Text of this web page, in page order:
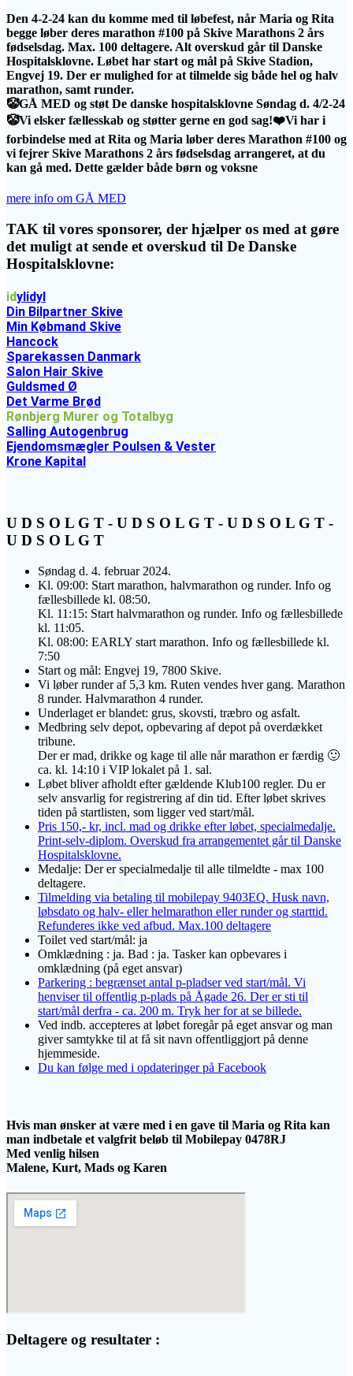
Den 4-2-24 kan du komme med til løbefest, når Maria og Rita
begge løber deres marathon #100 på Skive Marathons 2 års
fødselsdag. Max. 100 deltagere. Alt overskud går til Danske
Hospitalsklovne. Løbet har start og mål på Skive Stadion,
Engvej 19. Der er mulighed for at tilmelde sig både hel og halv
marathon, samt runder.
🤡GÅ MED og støt De danske hospitalsklovne Søndag d. 4/2-24
🤡Vi elsker fællesskab og støtter gerne en god sag!❤️Vi har i
forbindelse med at Rita og Maria løber deres Marathon #100 og
vi fejrer Skive Marathons 2 års fødselsdag arrangeret, at du
kan gå med. Dette gælder både børn og voksne
mere info om GÅ MED
TAK til vores sponsorer, der hjælper os med at gøre
det muligt at sende et overskud til De Danske
Hospitalsklovne:
idylidyl
Din Bilpartner Skive
Min Købmand Skive
Hancock
Sparekassen Danmark
Salon Hair Skive
Guldsmed Ø
Det Varme Brød
Rønbjerg Murer og Totalbyg
Salling Autogenbrug
Ejendomsmægler Poulsen & Vester
Krone Kapital
U D S O L G T - U D S O L G T - U D S O L G T -
U D S O L G T
Søndag d. 4. februar 2024.
Kl. 09:00: Start marathon, halvmarathon og runder. Info og
fællesbillede kl. 08:50.
Kl. 11:15: Start halvmarathon og runder. Info og fællesbillede
kl. 11:05.
Kl. 08:00: EARLY start marathon. Info og fællesbillede kl.
7:50
Start og mål: Engvej 19, 7800 Skive.
Vi løber runder af 5,3 km. Ruten vendes hver gang. Marathon
8 runder. Halvmarathon 4 runder.
Underlaget er blandet: grus, skovsti, træbro og asfalt.
Medbring selv depot, opbevaring af depot på overdækket
tribune.
Der er mad, drikke og kage til alle når marathon er færdig 🙂
ca. kl. 14:10 i VIP lokalet på 1. sal.
Løbet bliver afholdt efter gældende Klub100 regler. Du er
selv ansvarlig for registrering af din tid. Efter løbet skrives
tiden på startlisten, som ligger ved start/mål.
Pris 150,- kr, incl. mad og drikke efter løbet, specialmedalje.
Print-selv-diplom. Overskud fra arrangementet går til Danske
Hospitalsklovne.
Medalje: Der er specialmedalje til alle tilmeldte - max 100
deltagere.
Tilmelding via betaling til mobilepay 9403EQ. Husk navn,
løbsdato og halv- eller helmarathon eller runder og starttid.
Refunderes ikke ved afbud. Max.100 deltagere
Toilet ved start/mål: ja
Omklædning : ja. Bad : ja. Tasker kan opbevares i
omklædning (på eget ansvar)
Parkering : begrænset antal p-pladser ved start/mål. Vi
henviser til offentlig p-plads på Ågade 26. Der er sti til
start/mål derfra - ca. 200 m. Tryk her for at se billede.
Ved indb. accepteres at løbet foregår på eget ansvar og man
giver samtykke til at få sit navn offentliggjort på denne
hjemmeside.
Du kan følge med i opdateringer på Facebook
Hvis man ønsker at være med i en gave til Maria og Rita kan
man indbetale et valgfrit beløb til Mobilepay 0478RJ
Med venlig hilsen
Malene, Kurt, Mads og Karen
Deltagere og resultater :